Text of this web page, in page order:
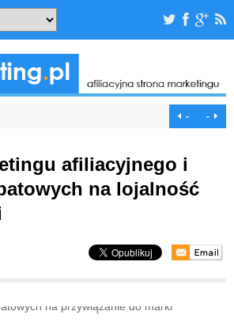
- -
afiliacyjnego i
na lojalność